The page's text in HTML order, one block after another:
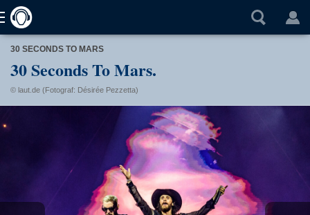
30 SECONDS TO MARS
30 Seconds To Mars.
© laut.de (Fotograf: Désirée Pezzetta)